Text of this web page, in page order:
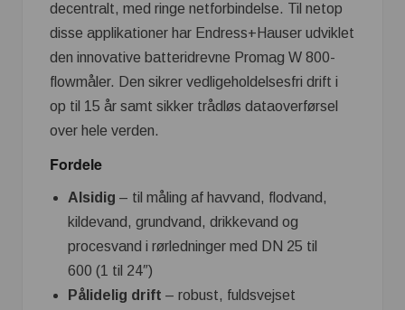
decentralt, med ringe netforbindelse. Til netop
disse applikationer har Endress+Hauser udviklet
den innovative batteridrevne Promag W 800-
flowmåler. Den sikrer vedligeholdelsesfri drift i
op til 15 år samt sikker trådløs dataoverførsel
over hele verden.
Fordele
Alsidig – til måling af havvand, flodvand,
kildevand, grundvand, drikkevand og
procesvand i rørledninger med DN 25 til
600 (1 til 24″)
Pålidelig drift – robust, fuldsvejset